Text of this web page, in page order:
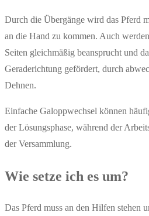
Durch die Übergänge wird das Pferd
an die Hand zu kommen. Auch
Seiten gleichmäßig beansprucht und
Geraderichtung gefördert, durch
Dehnen.
Einfache Galoppwechsel können
der Lösungsphase, während der
der Versammlung.
Wie setze ich es um?
Das Pferd muss an den Hilfen stehen